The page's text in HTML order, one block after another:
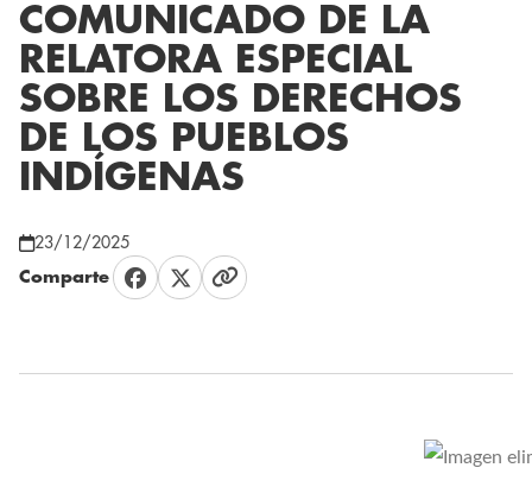
COMUNICADO DE LA
RELATORA ESPECIAL
SOBRE LOS DERECHOS
DE LOS PUEBLOS
INDÍGENAS
23/12/2025
Comparte